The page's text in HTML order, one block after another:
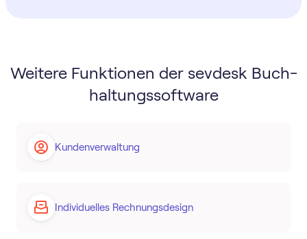
Weitere Funktionen der sevdesk Buch­
haltungs­software
Kundenverwaltung
Individuelles Rechnungsdesign